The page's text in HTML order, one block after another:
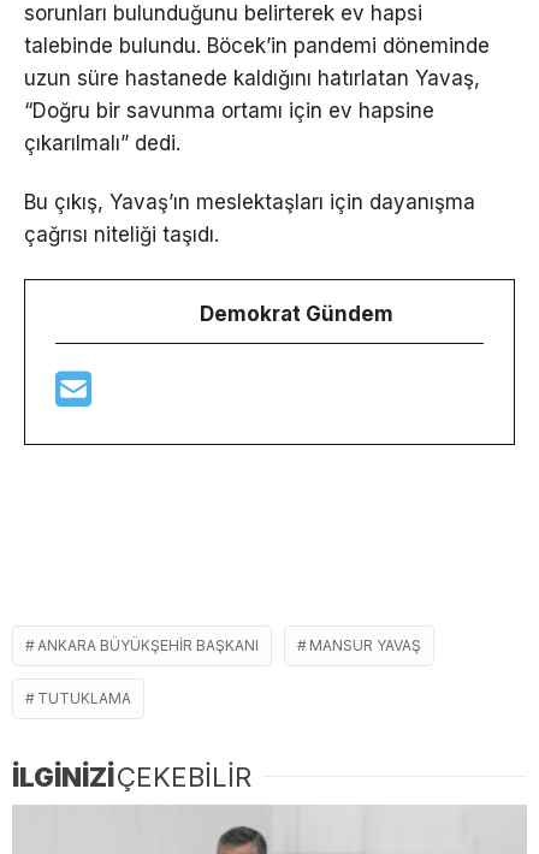
sorunları bulunduğunu belirterek ev hapsi
talebinde bulundu. Böcek’in pandemi döneminde
uzun süre hastanede kaldığını hatırlatan Yavaş,
“Doğru bir savunma ortamı için ev hapsine
çıkarılmalı” dedi.
Bu çıkış, Yavaş’ın meslektaşları için dayanışma
çağrısı niteliği taşıdı.
Demokrat Gündem
ANKARA BÜYÜKŞEHIR BAŞKANI MANSUR YAVAŞ
TUTUKLAMA
İLGİNİZİÇEKEBİLİR